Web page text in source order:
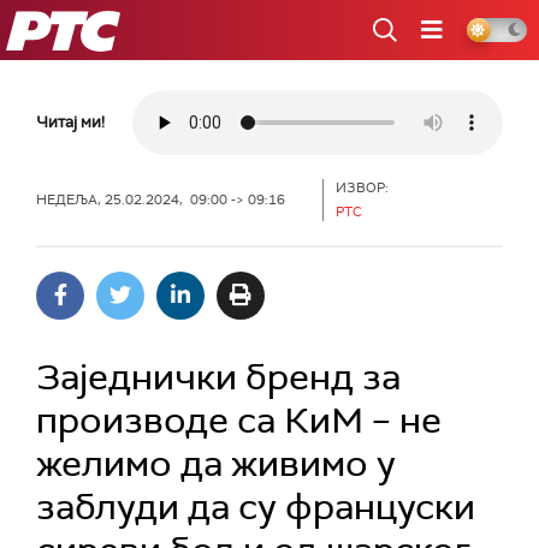
РТС
Читај ми!
НЕДЕЉА, 25.02.2024, 09:00 -> 09:16
ИЗВОР:
РТС
Заједнички бренд за
производе са КиМ – не
желимо да живимо у
заблуди да су француски